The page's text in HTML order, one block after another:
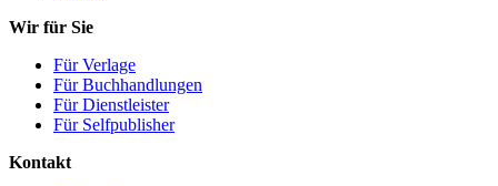
Wir für Sie
Für Verlage
Für Buchhandlungen
Für Dienstleister
Für Selfpublisher
Kontakt